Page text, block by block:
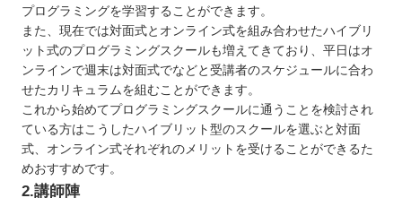
プログラミングを学習することができます。
また、現在では対面式とオンライン式を組み合わせたハイブリ
ット式のプログラミングスクールも増えてきており、平日はオ
ンラインで週末は対面式でなどと受講者のスケジュールに合わ
せたカリキュラムを組むことができます。
これから始めてプログラミングスクールに通うことを検討され
ている方はこうしたハイブリット型のスクールを選ぶと対面
式、オンライン式それぞれのメリットを受けることができるた
めおすすめです。
2.講師陣